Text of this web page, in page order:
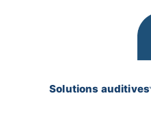
Solutions auditives